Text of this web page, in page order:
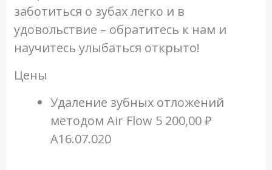
заботиться о зубах легко и в
удовольствие – обратитесь к нам и
научитесь улыбаться открыто!
Цены
Удаление зубных отложений
методом Air Flow 5 200,00 ₽
A16.07.020